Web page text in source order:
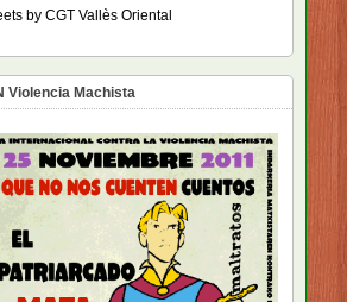
by CGT Vallès Oriental
Violencia Machista